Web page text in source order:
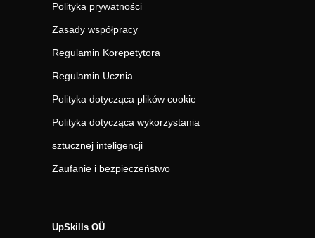
Polityka prywatności
Zasady współpracy
Regulamin Korepetytora
Regulamin Ucznia
Polityka dotycząca plików cookie
Polityka dotycząca wykorzystania
sztucznej inteligencji
Zaufanie i bezpieczeństwo
UpSkills OÜ